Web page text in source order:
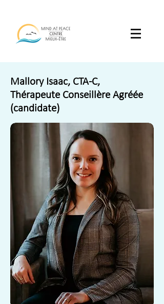
Mallory Isaac, CTA-C,
Thérapeute Conseillère Agréée
(candidate)